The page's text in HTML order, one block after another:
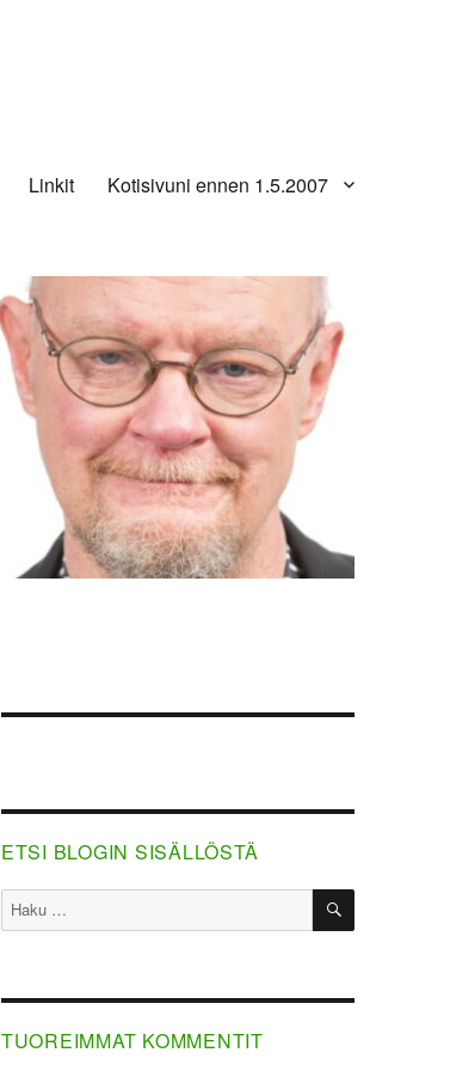
Linkit Kotisivuni ennen 1.5.2007
ETSI BLOGIN SISÄLLÖSTÄ
Etsi: HAKU
TUOREIMMAT KOMMENTIT